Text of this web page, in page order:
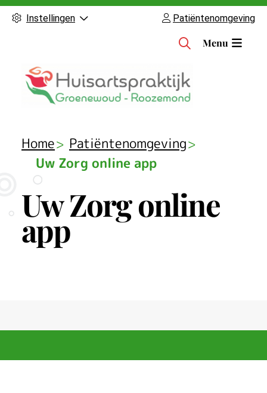
Instellingen Patiëntenomgeving
H
Menu
Home
Patiëntenomgeving
Uw Zorg online app
Uw Zorg online
app